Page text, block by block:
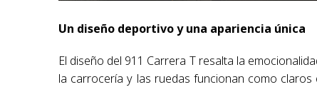
Un diseño deportivo y una apariencia única
El diseño del 911 Carrera T resalta la
la carrocería y las ruedas funcionan como